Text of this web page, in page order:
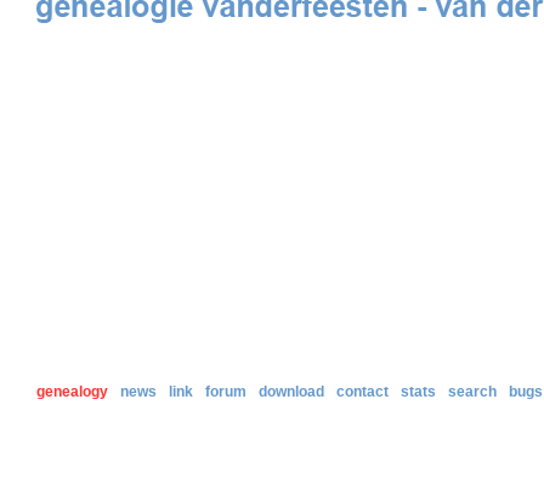
genealogy news link forum download contact stats search bugs